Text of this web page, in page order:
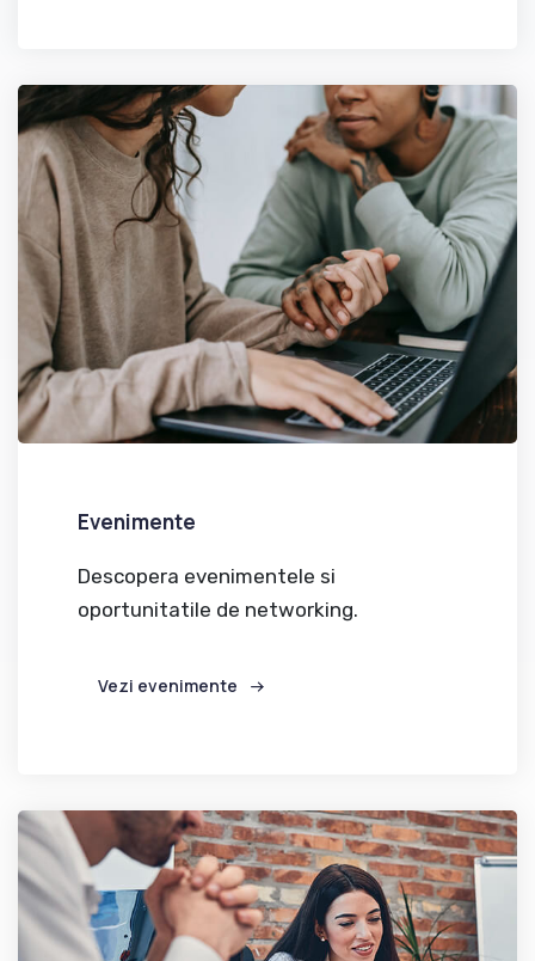
Evenimente
Descopera evenimentele si
oportunitatile de networking.
Vezi evenimente